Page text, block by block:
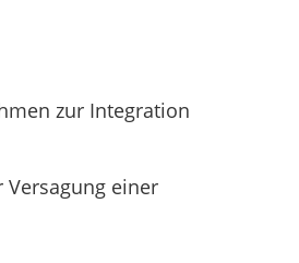
zur Integration
einer